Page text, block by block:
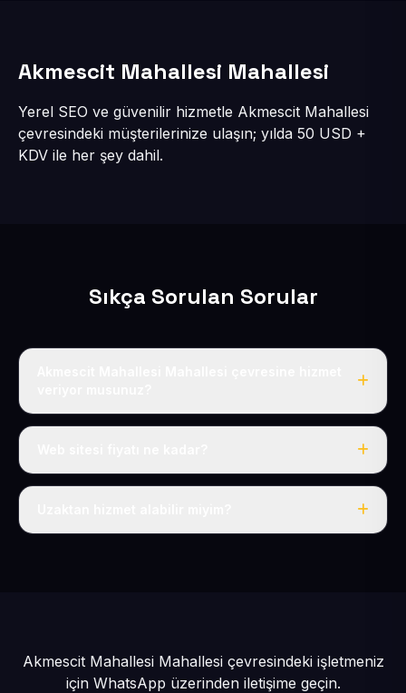
Akmescit Mahallesi Mahallesi
Yerel SEO ve güvenilir hizmetle Akmescit Mahallesi
çevresindeki müşterilerinize ulaşın; yılda 50 USD +
KDV ile her şey dahil.
Sıkça Sorulan Sorular
Evet, Akmescit Mahallesi dahil tüm Bünyan ve Bünyan
Tek fiyat: yılda 50 USD + KDV, her şey dahil.
Akmescit Mahallesi Mahallesi çevresindeki işletmeniz
için WhatsApp üzerinden iletişime geçin.